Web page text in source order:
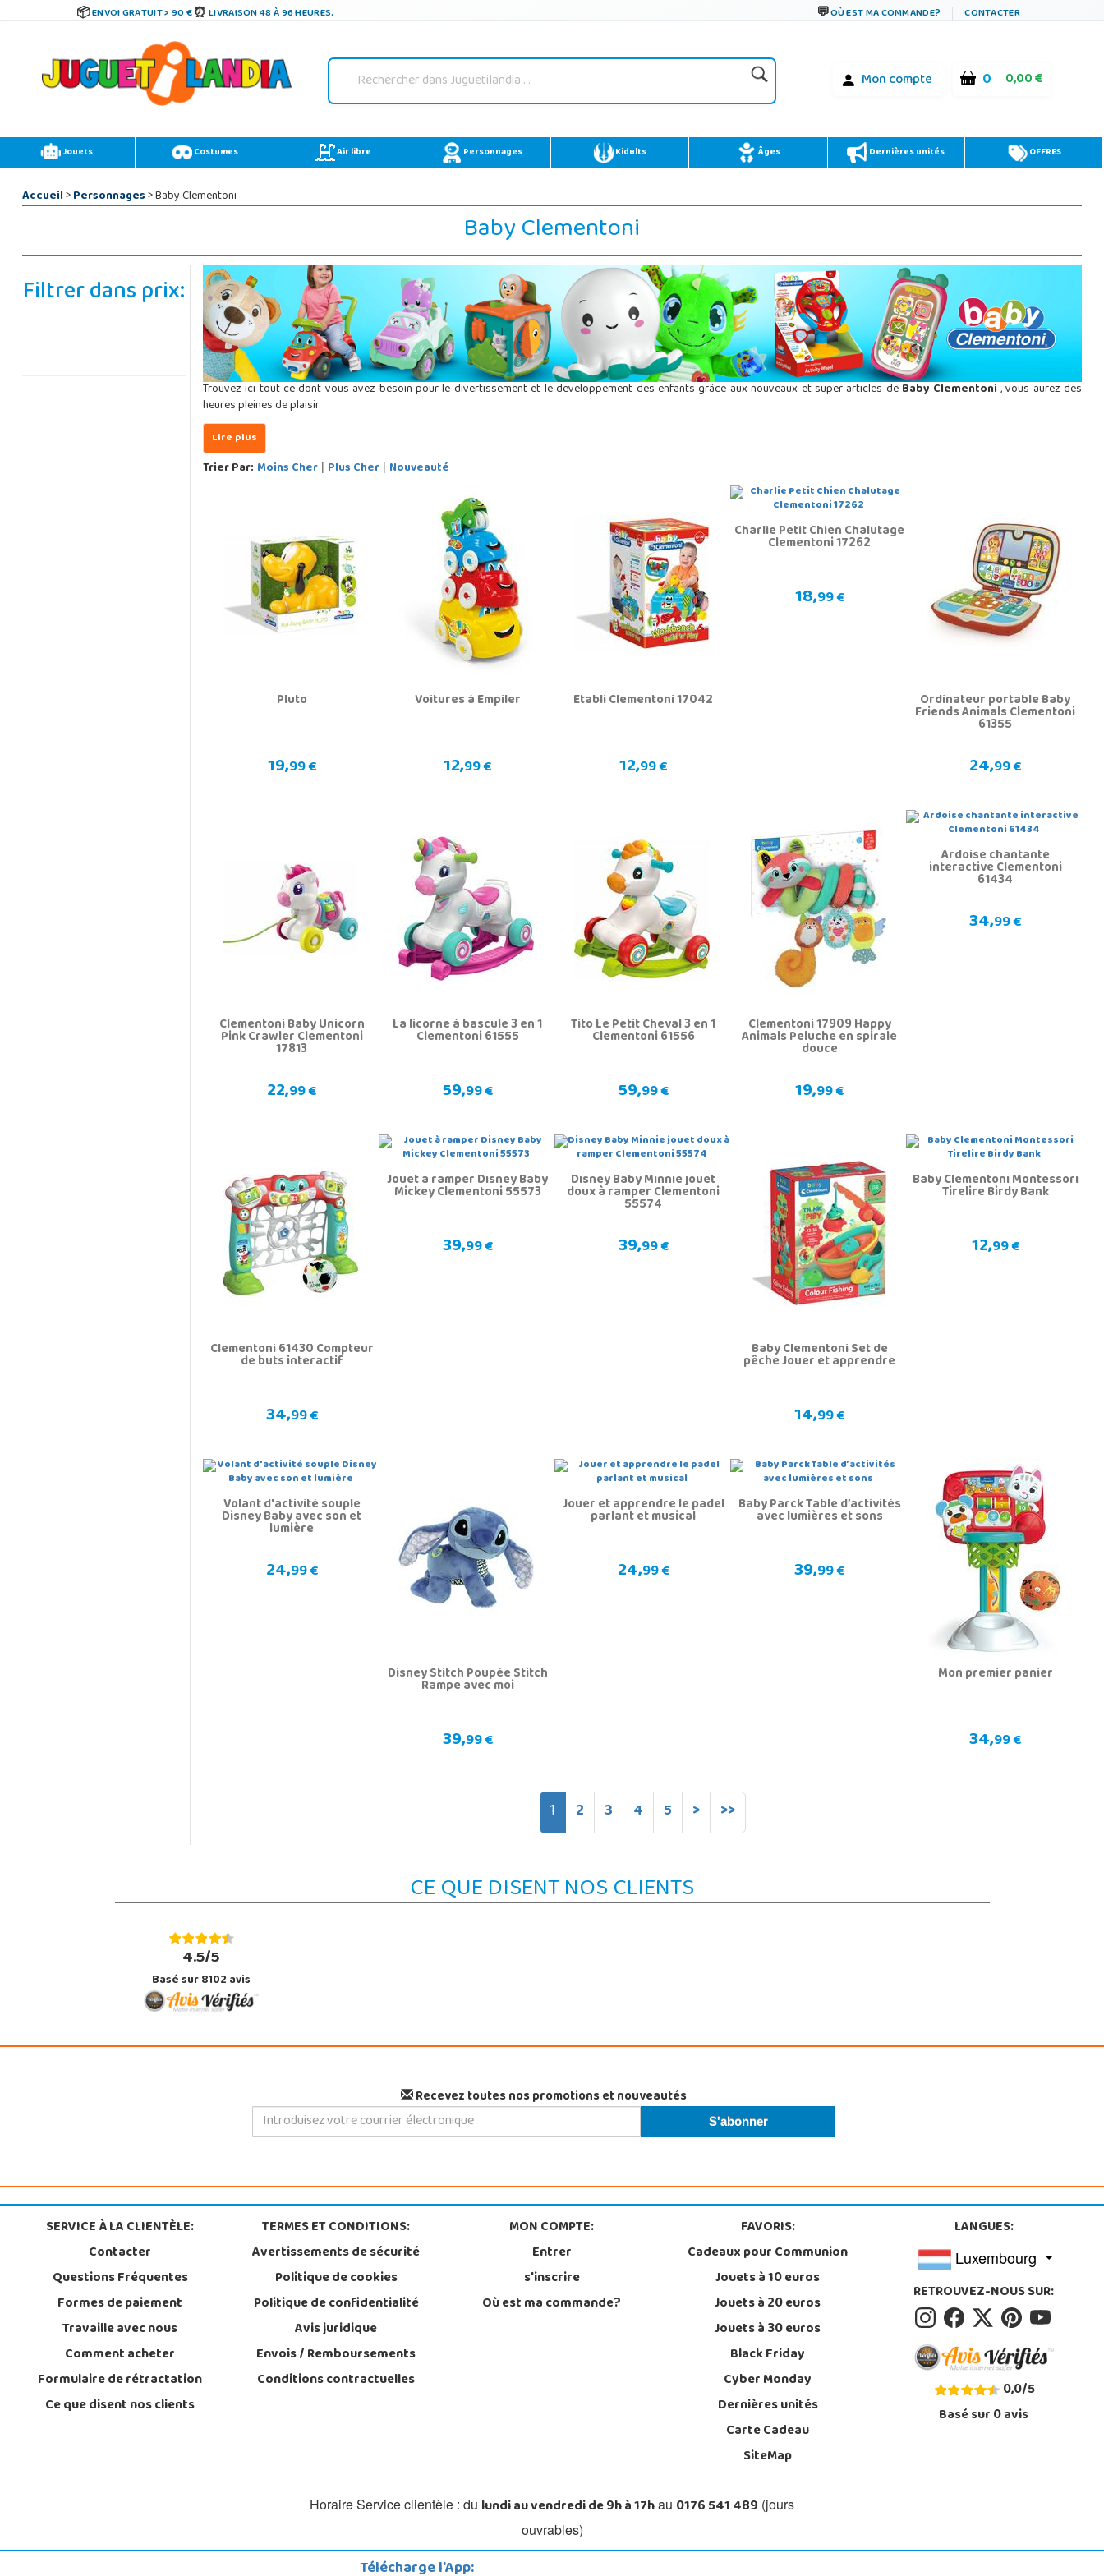
ENVOI GRATUIT > 90 € LIVRAISON 48 À 96 HEURES. OÙ EST MA COMMANDE? CONTACTER
Mon compte 0 0,00 €
Jouets Costumes Air libre Personnages Kidults Âges Dernières unités OFFRES
Accueil>Personnages> Baby Clementoni
Baby Clementoni
Filtrer dans prix:
Trouvez ici tout ce dont vous avez besoin pour le divertissement et le developpement des enfants grâce aux nouveaux et super articles deBaby Clementoni, vous aurez des
heures pleines de plaisir.
Trier Par: Moins Cher| Plus Cher| Nouveauté
Pluto
19,99 €
Voitures à Empiler
12,99 €
Établi Clementoni 17042
12,99 €
Charlie Petit Chien Chalutage
Clementoni 17262
18,99 €
Ordinateur portable Baby
Friends Animals Clementoni
61355
24,99 €
Clementoni Baby Unicorn
Pink Crawler Clementoni
17813
22,99 €
La licorne à bascule 3 en 1
Clementoni 61555
59,99 €
Tito Le Petit Cheval 3 en 1
Clementoni 61556
59,99 €
Clementoni 17909 Happy
Animals Peluche en spirale
douce
19,99 €
Ardoise chantante
interactive Clementoni
61434
34,99 €
Clementoni 61430 Compteur
de buts interactif
34,99 €
Jouet à ramper Disney Baby
Mickey Clementoni 55573
39,99 €
Disney Baby Minnie jouet
doux à ramper Clementoni
55574
39,99 €
Baby Clementoni Set de
pêche Jouer et apprendre
14,99 €
Baby Clementoni Montessori
Tirelire Birdy Bank
12,99 €
Volant d'activité souple
Disney Baby avec son et
lumière
24,99 €
Disney Stitch Poupée Stitch
Rampe avec moi
39,99 €
Jouer et apprendre le padel
parlant et musical
24,99 €
Baby Parck Table d’activités
avec lumières et sons
39,99 €
Mon premier panier
34,99 €
1 2 3 4 5 > >>
CE QUE DISENT NOS CLIENTS
4.5/5
Basé sur 8102 avis
Recevez toutes nos promotions et nouveautés
SERVICE À LA CLIENTÈLE:
Contacter
Questions Fréquentes
Formes de paiement
Travaille avec nous
Comment acheter
Formulaire de rétractation
Ce que disent nos clients
TERMES ET CONDITIONS:
Avertissements de sécurité
Politique de cookies
Politique de confidentialité
Avis juridique
Envois / Remboursements
Conditions contractuelles
MON COMPTE:
Entrer
s'inscrire
Où est ma commande?
FAVORIS:
Cadeaux pour Communion
Jouets à 10 euros
Jouets à 20 euros
Jouets à 30 euros
Black Friday
Cyber Monday
Dernières unités
Carte Cadeau
SiteMap
LANGUES:
Luxembourg
RETROUVEZ-NOUS SUR:
0,0/5
Basé sur0avis
Horaire Service clientèle : du lundi au vendredi de 9h à 17hau 0176 541 489 (jours
ouvrables)
Télécharge l'App: